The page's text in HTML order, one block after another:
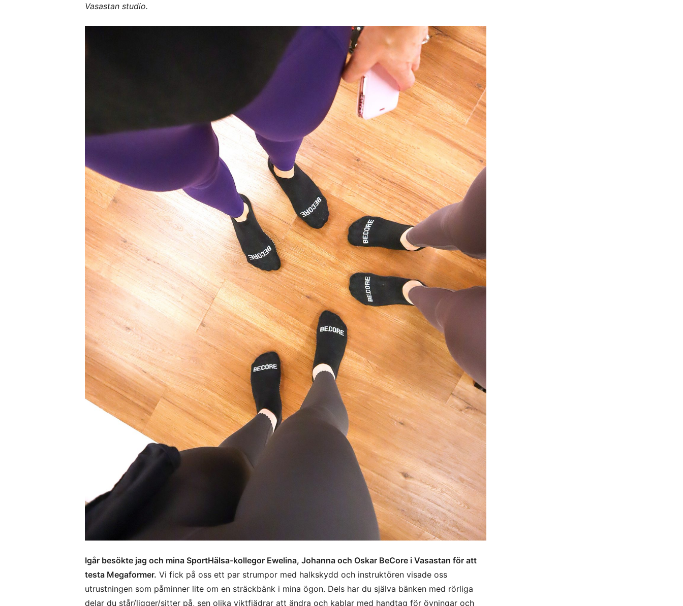
Vasastan studio.
Igår besökte jag och mina SportHälsa-kollegor Ewelina, Johanna och Oskar BeCore i Vasastan för att
testa Megaformer. Vi fick på oss ett par strumpor med halkskydd och instruktören visade oss
utrustningen som påminner lite om en sträckbänk i mina ögon. Dels har du själva bänken med rörliga
delar du står/ligger/sitter på, sen olika viktfjädrar att ändra och kablar med handtag för övningar och